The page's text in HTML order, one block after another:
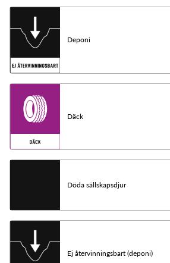
Deponi
Däck
Döda sällskapsdjur
Ej återvinningsbart (deponi)